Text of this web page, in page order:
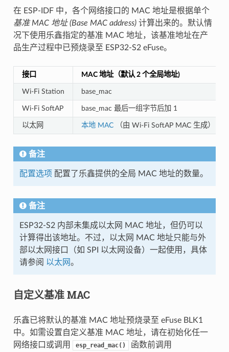
在 ESP-IDF 中，各个网络接口的 MAC 地址是根据单个
基准 MAC 地址 (Base MAC address)计算出来的。默认情
况下使用乐鑫指定的基准 MAC 地址，该基准地址在产
品生产过程中已预烧录至 ESP32-S2 eFuse。
接口 MAC 地址（默认 2 个全局地址)
Wi-Fi Station base_mac
Wi-Fi SoftAP base_mac 最后一组字节后加 1
以太网 本地 MAC（由 Wi-Fi SoftAP MAC 生成）
备注
配置选项 配置了乐鑫提供的全局 MAC 地址的数量。
备注
ESP32-S2 内部未集成以太网 MAC 地址，但仍可以
计算得出该地址。不过，以太网 MAC 地址只能与外
部以太网接口（如 SPI 以太网设备）一起使用，具体
请参阅 以太网。
自定义基准 MAC
乐鑫已将默认的基准 MAC 地址预烧录至 eFuse BLK1
中。如需设置自定义基准 MAC 地址，请在初始化任一
网络接口或调用
esp_read_mac() 函数前调用